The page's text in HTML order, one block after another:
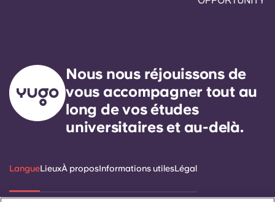
Nous nous réjouissons de
vous accompagner tout au
long de vos études
universitaires et au-delà.
LangueLieuxÀ proposInformations utilesLégal